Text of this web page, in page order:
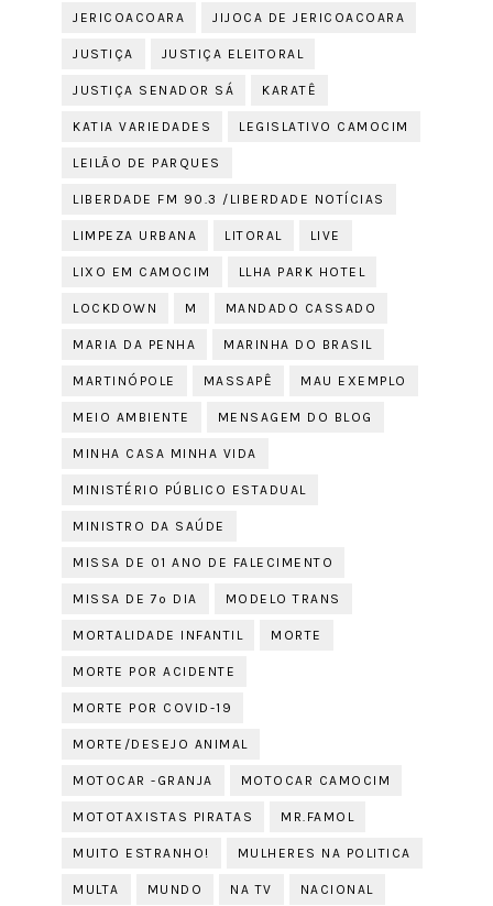
JERICOACOARA JIJOCA DE JERICOACOARA
JUSTIÇA JUSTIÇA ELEITORAL
JUSTIÇA SENADOR SÁ KARATÊ
KATIA VARIEDADES LEGISLATIVO CAMOCIM
LEILÃO DE PARQUES
LIBERDADE FM 90.3 /LIBERDADE NOTÍCIAS
LIMPEZA URBANA LITORAL LIVE
LIXO EM CAMOCIM LLHA PARK HOTEL
LOCKDOWN M MANDADO CASSADO
MARIA DA PENHA MARINHA DO BRASIL
MARTINÓPOLE MASSAPÊ MAU EXEMPLO
MEIO AMBIENTE MENSAGEM DO BLOG
MINHA CASA MINHA VIDA
MINISTÉRIO PÚBLICO ESTADUAL
MINISTRO DA SAÚDE
MISSA DE 01 ANO DE FALECIMENTO
MISSA DE 7º DIA MODELO TRANS
MORTALIDADE INFANTIL MORTE
MORTE POR ACIDENTE
MORTE POR COVID-19
MORTE/DESEJO ANIMAL
MOTOCAR -GRANJA MOTOCAR CAMOCIM
MOTOTAXISTAS PIRATAS MR.FAMOL
MUITO ESTRANHO! MULHERES NA POLITICA
MULTA MUNDO NA TV NACIONAL